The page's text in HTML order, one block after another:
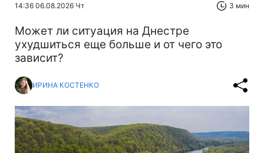
14:36 06.08.2026 Чт 3 мин
Может ли ситуация на Днестре
ухудшиться еще больше и от чего это
зависит?
ИРИНА КОСТЕНКО